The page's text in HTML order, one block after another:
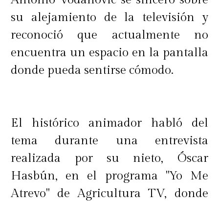
su alejamiento de la televisión y
reconoció que actualmente no
encuentra un espacio en la pantalla
donde pueda sentirse cómodo.
El histórico animador habló del
tema durante una entrevista
realizada por su nieto, Óscar
Hasbún, en el programa "Yo Me
Atrevo" de Agricultura TV, donde